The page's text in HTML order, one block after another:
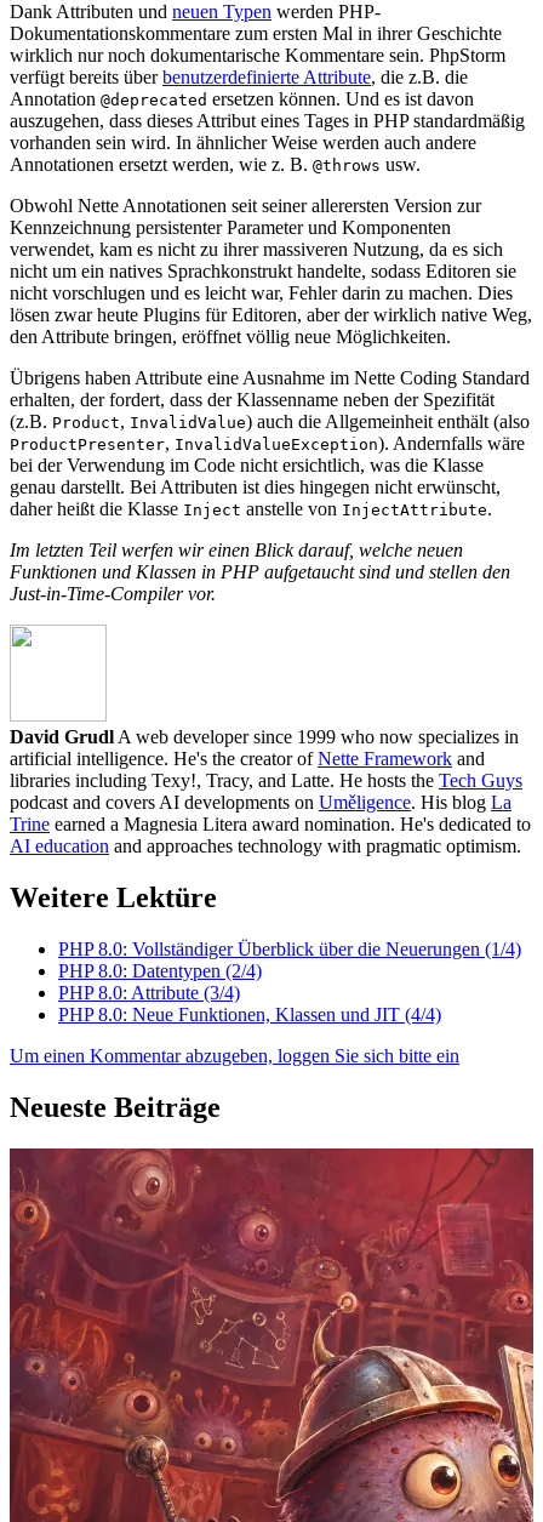
Dank Attributen und neuen Typen werden PHP-
Dokumentationskommentare zum ersten Mal in ihrer Geschichte
wirklich nur noch dokumentarische Kommentare sein. PhpStorm
verfügt bereits überbenutzerdefinierte Attribute, die z.B. die
Annotation @deprecated ersetzen können. Und es ist davon
auszugehen, dass dieses Attribut eines Tages in PHP standardmäßig
vorhanden sein wird. In ähnlicher Weise werden auch andere
Annotationen ersetzt werden, wie z. B. @throws usw.
Obwohl Nette Annotationen seit seiner allerersten Version zur
Kennzeichnung persistenter Parameter und Komponenten
verwendet, kam es nicht zu ihrer massiveren Nutzung, da es sich
nicht um ein natives Sprachkonstrukt handelte, sodass Editoren sie
nicht vorschlugen und es leicht war, Fehler darin zu machen. Dies
lösen zwar heute Plugins für Editoren, aber der wirklich native Weg,
den Attribute bringen, eröffnet völlig neue Möglichkeiten.
Übrigens haben Attribute eine Ausnahme im Nette Coding Standard
erhalten, der fordert, dass der Klassenname neben der Spezifität
(z.B. Product, InvalidValue) auch die Allgemeinheit enthält (also
ProductPresenter, InvalidValueException). Andernfalls wäre
bei der Verwendung im Code nicht ersichtlich, was die Klasse
genau darstellt. Bei Attributen ist dies hingegen nicht erwünscht,
daher heißt die Klasse Inject anstelle von InjectAttribute.
Im letzten Teil werfen wir einen Blick darauf, welche neuen
Funktionen und Klassen in PHP aufgetaucht sind und stellen den
Just-in-Time-Compiler vor.
David Grudl A web developer since 1999 who now specializes in
artificial intelligence. He's the creator ofNette Framework and
libraries including Texy!, Tracy, and Latte. He hosts the Tech Guys
podcast and covers AI developments on Uměligence. His blog La
Trine earned a Magnesia Litera award nomination. He's dedicated to
AI education and approaches technology with pragmatic optimism.
Weitere Lektüre
PHP 8.0: Vollständiger Überblick über die Neuerungen (1/4)
PHP 8.0: Datentypen (2/4)
PHP 8.0: Attribute (3/4)
PHP 8.0: Neue Funktionen, Klassen und JIT (4/4)
Um einen Kommentar abzugeben, loggen Sie sich bitte ein
Neueste Beiträge